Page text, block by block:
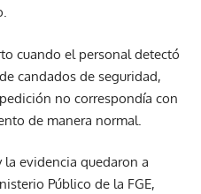
cuando el personal detectó
candados de seguridad,
no correspondía con
de manera normal.
la evidencia quedaron a
Público de la FGE,